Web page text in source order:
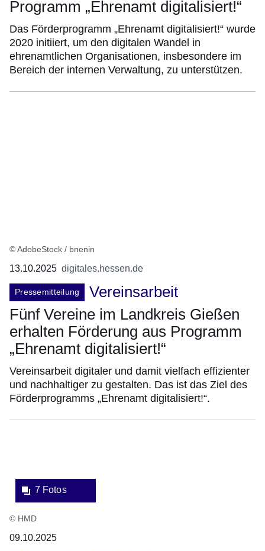
Programm „Ehrenamt digitalisiert!“
Das Förderprogramm „Ehrenamt digitalisiert!“ wurde
2020 initiiert, um den digitalen Wandel in
ehrenamtlichen Organisationen, insbesondere im
Bereich der internen Verwaltung, zu unterstützen.
© AdobeStock / bnenin
13.10.2025 digitales.hessen.de
Pressemitteilung
Vereinsarbeit
Fünf Vereine im Landkreis Gießen
erhalten Förderung aus Programm
„Ehrenamt digitalisiert!“
Vereinsarbeit digitaler und damit vielfach effizienter
und nachhaltiger zu gestalten. Das ist das Ziel des
Förderprogramms „Ehrenamt digitalisiert!“.
Lightbox:
7 Fotos
© HMD
09.10.2025